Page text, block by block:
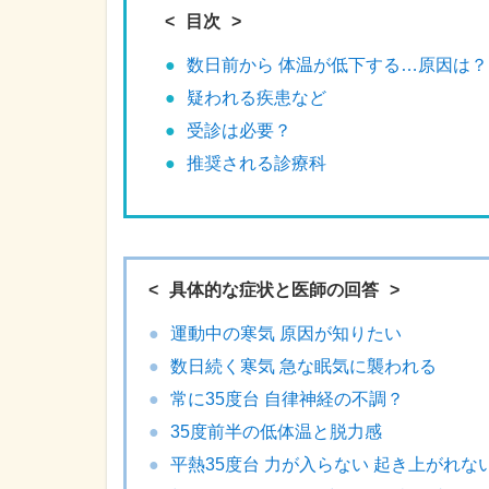
目次
数日前から 体温が低下する…原因は？
疑われる疾患など
受診は必要？
推奨される診療科
具体的な症状と医師の回答
運動中の寒気 原因が知りたい
数日続く寒気 急な眠気に襲われる
常に35度台 自律神経の不調？
35度前半の低体温と脱力感
平熱35度台 力が入らない 起き上がれな